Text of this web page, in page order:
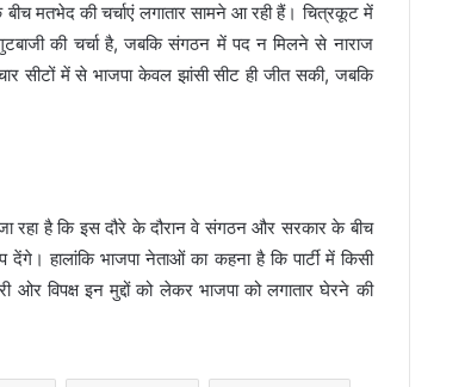
मतभेद की चर्चाएं लगातार सामने आ रही हैं। चित्रकूट में
की चर्चा है, जबकि संगठन में पद न मिलने से नाराज
सीटों में से भाजपा केवल झांसी सीट ही जीत सकी, जबकि
रहा है कि इस दौरे के दौरान वे संगठन और सरकार के बीच
हालांकि भाजपा नेताओं का कहना है कि पार्टी में किसी
विपक्ष इन मुद्दों को लेकर भाजपा को लगातार घेरने की